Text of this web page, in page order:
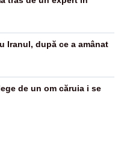
Iranul, după ce a amânat
de un om căruia i se